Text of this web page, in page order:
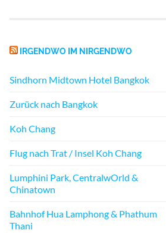
IRGENDWO IM NIRGENDWO
Sindhorn Midtown Hotel Bangkok
Zurück nach Bangkok
Koh Chang
Flug nach Trat / Insel Koh Chang
Lumphini Park, CentralwOrld &
Chinatown
Bahnhof Hua Lamphong & Phathum
Thani